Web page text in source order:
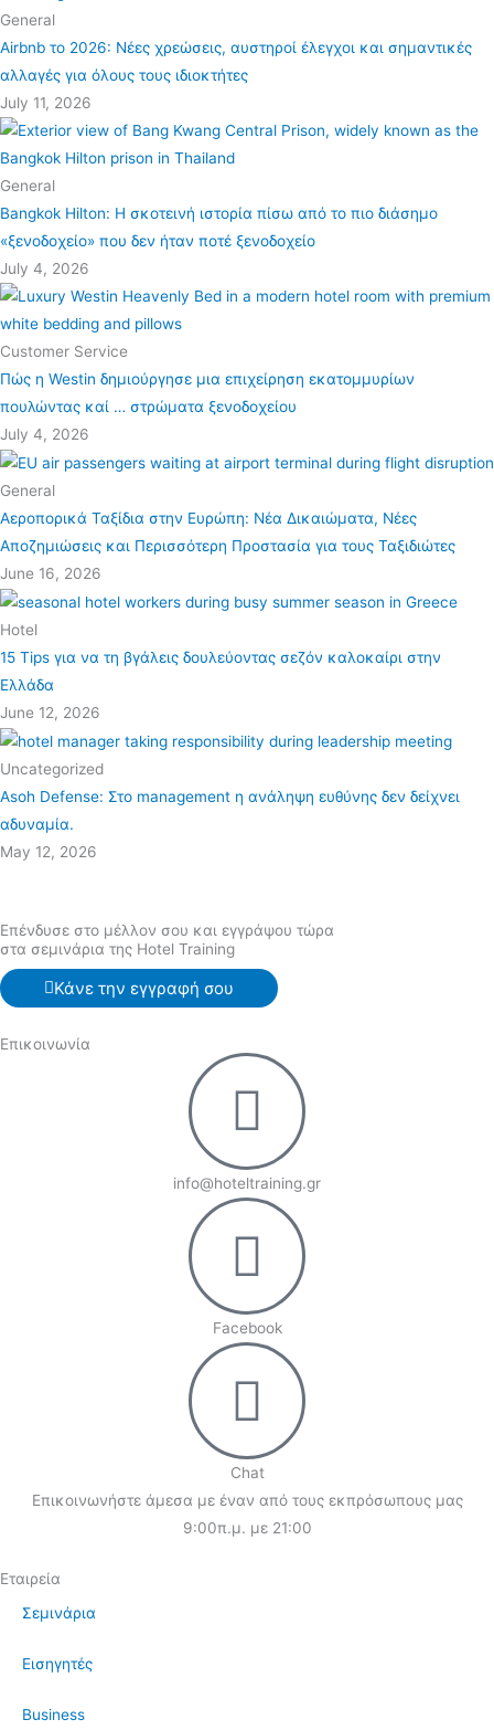
General
Airbnb το 2026: Νέες χρεώσεις, αυστηροί έλεγχοι και σημαντικές
αλλαγές για όλους τους ιδιοκτήτες
July 11, 2026
General
Bangkok Hilton: Η σκοτεινή ιστορία πίσω από το πιο διάσημο
«ξενοδοχείο» που δεν ήταν ποτέ ξενοδοχείο
July 4, 2026
Customer Service
Πώς η Westin δημιούργησε μια επιχείρηση εκατομμυρίων
πουλώντας καί … στρώματα ξενοδοχείου
July 4, 2026
General
Αεροπορικά Ταξίδια στην Ευρώπη: Νέα Δικαιώματα, Νέες
Αποζημιώσεις και Περισσότερη Προστασία για τους Ταξιδιώτες
June 16, 2026
Hotel
15 Tips για να τη βγάλεις δουλεύοντας σεζόν καλοκαίρι στην
Ελλάδα
June 12, 2026
Uncategorized
Asoh Defense: Στο management η ανάληψη ευθύνης δεν δείχνει
αδυναμία.
May 12, 2026
Επένδυσε στο μέλλον σου και εγγράψου τώρα
στα σεμινάρια της Hotel Training
Κάνε την εγγραφή σου
Επικοινωνία
info@hoteltraining.gr
Facebook
Chat
Επικοινωνήστε άμεσα με έναν από τους εκπρόσωπους μας
9:00π.μ. με 21:00
Εταιρεία
Σεμινάρια
Εισηγητές
Business